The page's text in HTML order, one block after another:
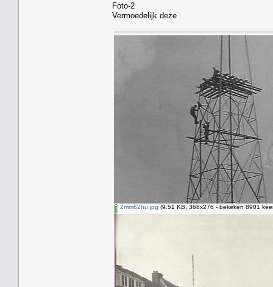
Foto-2
Vermoedelijk deze
2mm62hu.jpg (9.51 KB, 368x276 - bekeken 8901